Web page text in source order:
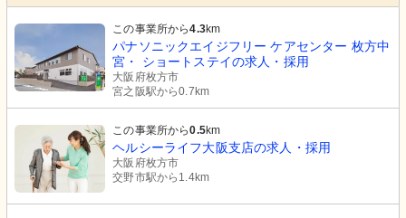
この事業所から4.3km
パナソニックエイジフリー ケアセンター 枚方中
宮・ ショートステイの求人・採用
大阪府枚方市
宮之阪駅から0.7km
この事業所から0.5km
ヘルシーライフ大阪支店の求人・採用
大阪府枚方市
交野市駅から1.4km